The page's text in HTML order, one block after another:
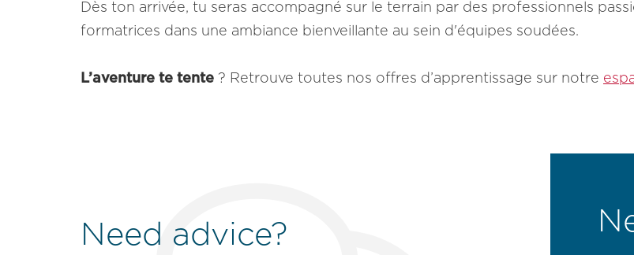
Dès ton arrivée, tu seras accompagné sur le terrain par des professionnels
formatrices dans une ambiance bienveillante au sein d'équipes soudées.
L’aventure te tente ? Retrouve toutes nos offres d’apprentissage sur notre
Need advice?